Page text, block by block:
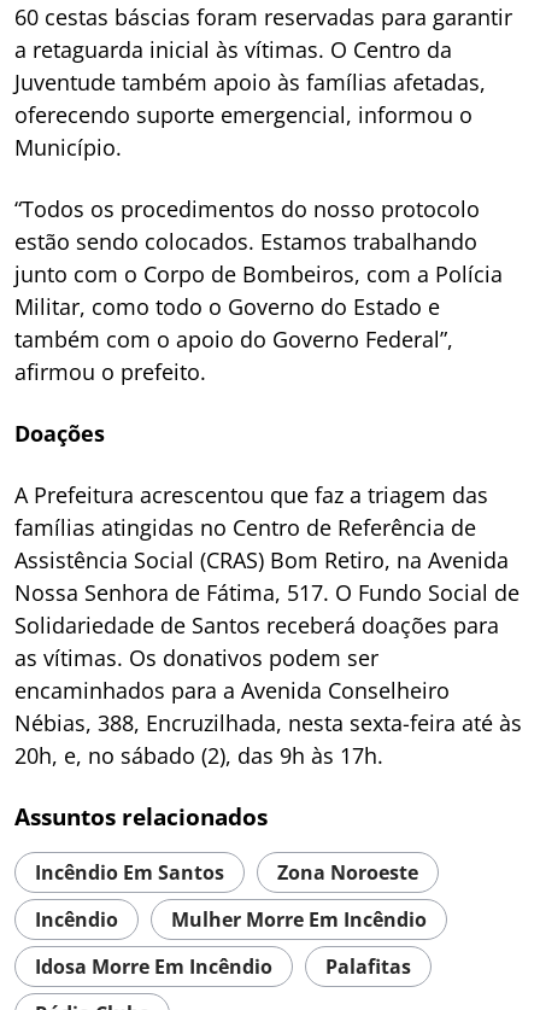
60 cestas báscias foram reservadas para garantir
a retaguarda inicial às vítimas. O Centro da
Juventude também apoio às famílias afetadas,
oferecendo suporte emergencial, informou o
Município.
“Todos os procedimentos do nosso protocolo
estão sendo colocados. Estamos trabalhando
junto com o Corpo de Bombeiros, com a Polícia
Militar, como todo o Governo do Estado e
também com o apoio do Governo Federal”,
afirmou o prefeito.
Doações
A Prefeitura acrescentou que faz a triagem das
famílias atingidas no Centro de Referência de
Assistência Social (CRAS) Bom Retiro, na Avenida
Nossa Senhora de Fátima, 517. O Fundo Social de
Solidariedade de Santos receberá doações para
as vítimas. Os donativos podem ser
encaminhados para a Avenida Conselheiro
Nébias, 388, Encruzilhada, nesta sexta-feira até às
20h, e, no sábado (2), das 9h às 17h.
Assuntos relacionados
Incêndio Em Santos
Zona Noroeste
Incêndio
Mulher Morre Em Incêndio
Idosa Morre Em Incêndio
Palafitas